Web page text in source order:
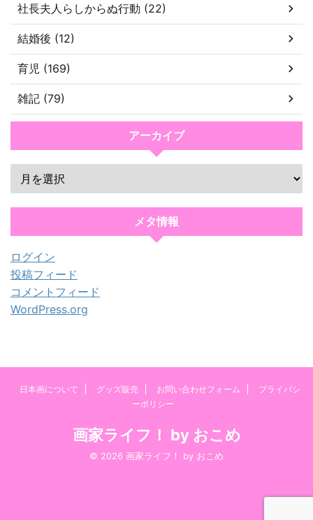
社長夫人らしからぬ行動 (22)
結婚後 (12)
育児 (169)
雑記 (79)
アーカイブ
メタ情報
ログイン
投稿フィード
コメントフィード
WordPress.org
日本画について グッズ販売 お問い合わせフォーム
プライバシ
ーポリシー
画家ライフ！ by おこめ
© 2026 画家ライフ！ by おこめ